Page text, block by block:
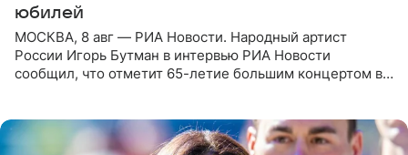
юбилей
МОСКВА, 8 авг — РИА Новости. Народный артист
России Игорь Бутман в интервью РИА Новости
сообщил, что отметит 65-летие большим концертом в